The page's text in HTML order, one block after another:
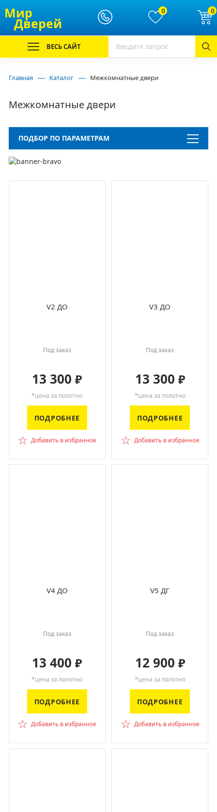
Мир
Дверей
0 0
ВЕСЬ САЙТ
Главная Каталог Межкомнатные двери
Межкомнатные двери
ПОДБОР ПО ПАРАМЕТРАМ
V2 ДО
Под заказ
13 300₽
*цена за полотно
ПОДРОБНЕЕ
☆ Добавить в избранное
V3 ДО
Под заказ
13 300 ₽
*цена за полотно
ПОДРОБНЕЕ
☆ Добавить в избранное
V4 ДО
Под заказ
13 400₽
*цена за полотно
ПОДРОБНЕЕ
☆ Добавить в избранное
V5 ДГ
Под заказ
12 900 ₽
*цена за полотно
ПОДРОБНЕЕ
☆ Добавить в избранное